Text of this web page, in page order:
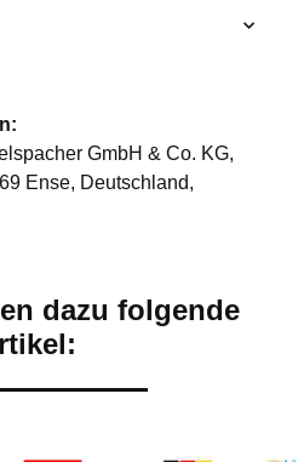
GmbH & Co. KG,
Ense, Deutschland,
dazu folgende